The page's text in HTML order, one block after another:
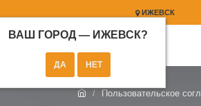
ИЖЕВСК
ВАШ ГОРОД — ИЖЕВСК?
Пользовательское